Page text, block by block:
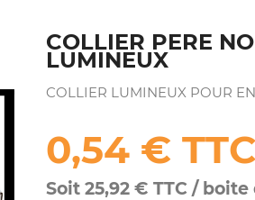
COLLIER PERE
LUMINEUX
COLLIER LUMINEUX POUR
0,54 € TTC
Soit 25,92 € TTC /